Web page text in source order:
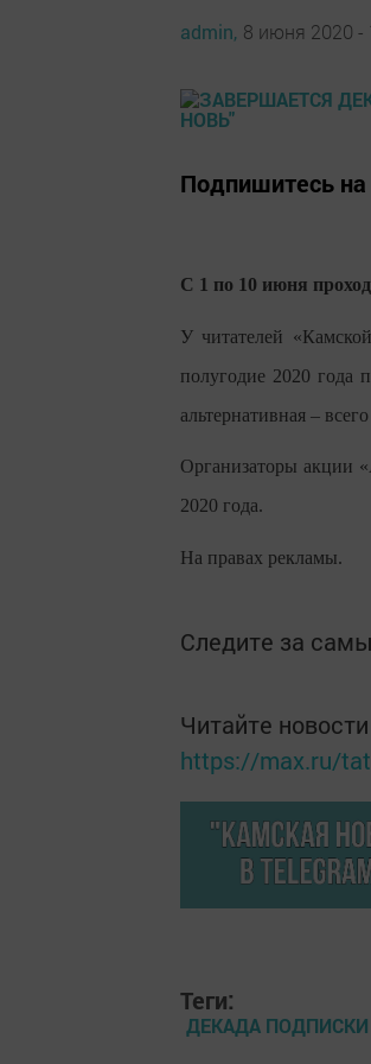
admin, 8 июня 2020 -
Подпишитесь на
С 1 по 10 июня
У читателей
полугодие 2020 года
альтернативная –
Организаторы
2020 года.
На правах рекламы.
Следите за
Читайте
https://max.ru/
Теги:
ДЕКАДА ПОДПИСКИ